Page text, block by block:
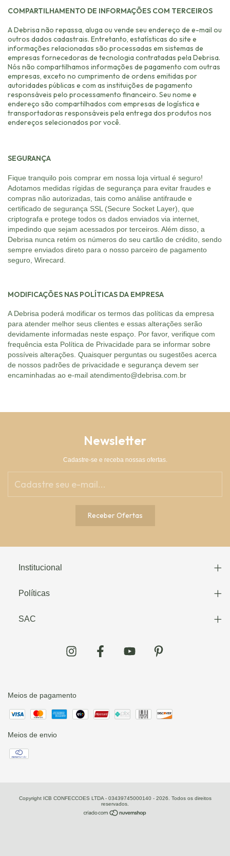
COMPARTILHAMENTO DE INFORMAÇÕES COM TERCEIROS
A Debrisa não repassa, aluga ou vende seu endereço de e-mail ou
outros dados cadastrais. Entretanto, estatísticas do site e
informações relacionadas são processadas em sistemas de
empresas fornecedoras de tecnologia contratadas pela Debrisa.
Nós não compartilhamos informações de pagamento com outras
empresas, exceto no cumprimento de ordens emitidas por
autoridades públicas e com as instituições de pagamento
responsáveis pelo processamento financeiro. Seu nome e
endereço são compartilhados com empresas de logística e
transportadoras responsáveis pela entrega dos produtos nos
endereços selecionados por você.
SEGURANÇA
Fique tranquilo pois comprar em nossa loja virtual é seguro!
Adotamos medidas rígidas de segurança para evitar fraudes e
compras não autorizadas, tais como análise antifraude e
certificado de segurança SSL (Secure Socket Layer), que
criptografa e protege todos os dados enviados via internet,
impedindo que sejam acessados por terceiros. Além disso, a
Debrisa nunca retém os números do seu cartão de crédito, sendo
sempre enviados direto para o nosso parceiro de pagamento
seguro, Wirecard.
MODIFICAÇÕES NAS POLÍTICAS DA EMPRESA
A Debrisa poderá modificar os termos das políticas da empresa
para atender melhor seus clientes e essas alterações serão
devidamente informadas neste espaço. Por favor, verifique com
frequência esta Política de Privacidade para se informar sobre
possíveis alterações. Quaisquer perguntas ou sugestões acerca
de nossos padrões de privacidade e segurança devem ser
encaminhadas ao e-mail atendimento@debrisa.com.br
Newsletter
Cadastre-se e receba nossas ofertas.
Institucional
Políticas
SAC
Meios de pagamento
Meios de envio
Copyright ICB CONFECCOES LTDA - 03439745000140 - 2026. Todos os direitos
reservados.